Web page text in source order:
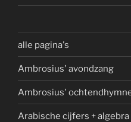
alle pagina's
Ambrosius' avondzang
Ambrosius'
Arabische cijfers + algebra